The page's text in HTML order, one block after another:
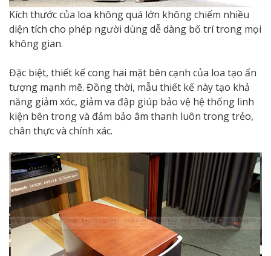
Kích thước của loa không quá lớn không chiếm nhiều
diện tích cho phép người dùng dễ dàng bố trí trong mọi
không gian.
Đặc biệt, thiết kế cong hai mặt bên cạnh của loa tạo ấn
tượng mạnh mẽ. Đồng thời, mẫu thiết kế này tạo khả
năng giảm xóc, giảm va đập giúp bảo vệ hệ thống linh
kiện bên trong và đảm bảo âm thanh luôn trong trẻo,
chân thực và chính xác.